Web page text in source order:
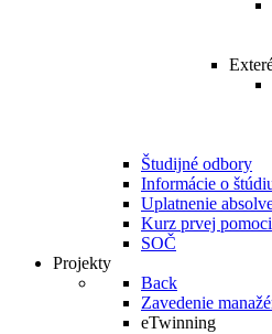
Študijné odbory
Informácie o
Uplatnenie
Kurz prvej pomoci
SOČ
Projekty
Back
Zavedenie
eTwinning